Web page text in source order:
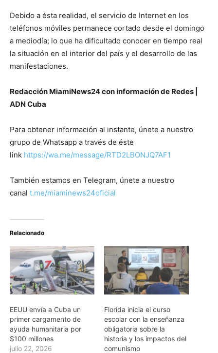
Debido a ésta realidad, el servicio de Internet en los
teléfonos móviles permanece cortado desde el domingo
a mediodía; lo que ha dificultado conocer en tiempo real
la situación en el interior del país y el desarrollo de las
manifestaciones.
Redacción MiamiNews24 con información de Redes |
ADN Cuba
Para obtener información al instante, únete a nuestro
grupo de Whatsapp a través de éste
link https://wa.me/message/RTD2LBONJQ7AF1
También estamos en Telegram, únete a nuestro
canal t.me/miaminews24oficial
Relacionado
EEUU envía a Cuba un
primer cargamento de
ayuda humanitaria por
$100 millones
julio 22, 2026
Florida inicia el curso
escolar con la enseñanza
obligatoria sobre la
historia y los impactos del
comunismo